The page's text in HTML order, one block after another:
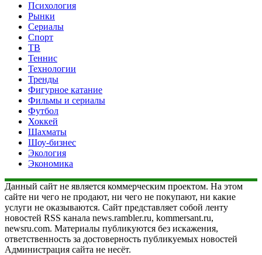
Психология
Рынки
Сериалы
Спорт
ТВ
Теннис
Технологии
Тренды
Фигурное катание
Фильмы и сериалы
Футбол
Хоккей
Шахматы
Шоу-бизнес
Экология
Экономика
Данный сайт не является коммерческим проектом. На этом
сайте ни чего не продают, ни чего не покупают, ни какие
услуги не оказываются. Сайт представляет собой ленту
новостей RSS канала news.rambler.ru, kommersant.ru,
newsru.com. Материалы публикуются без искажения,
ответственность за достоверность публикуемых новостей
Администрация сайта не несёт.